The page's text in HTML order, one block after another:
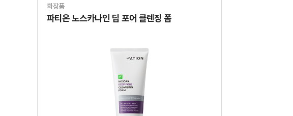
화장품
파티온 노스카나인 딥 포어 클렌징 폼